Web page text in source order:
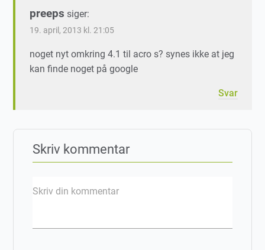
preeps siger:
19. april, 2013 kl. 21:05
noget nyt omkring 4.1 til acro s? synes ikke at jeg
kan finde noget på google
Svar
Skriv kommentar
Skriv din kommentar